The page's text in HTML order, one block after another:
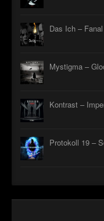
Das Ich – Fanal
Mystigma –
Kontrast –
Protokoll 19 –